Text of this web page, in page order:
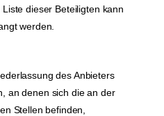
dieser Beteiligten kann
werden.
des Anbieters
an denen sich die an der
Stellen befinden,